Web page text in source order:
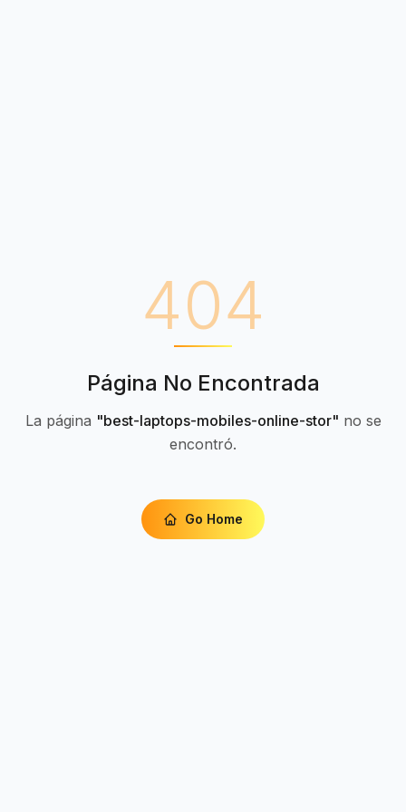
404
Página No Encontrada
La página "best-laptops-mobiles-online-stor" no se
encontró.
Go Home